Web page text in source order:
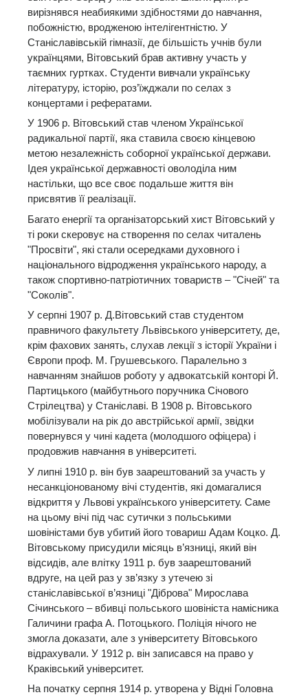
вирізнявся неабиякими здібностями до навчання,
побожністю, вродженою інтелігентністю. У
Станіславівській гімназії, де більшість учнів були
українцями, Вітовський брав активну участь у
таємних гуртках. Студенти вивчали українську
літературу, історію, роз’їжджали по селах з
концертами і рефератами.
У 1906 р. Вітовський став членом Української
радикальної партії, яка ставила своєю кінцевою
метою незалежність соборної української держави.
Ідея української державності оволоділа ним
настільки, що все своє подальше життя він
присвятив її реалізації.
Багато енергії та організаторський хист Вітовський у
ті роки скеровує на створення по селах читалень
"Просвіти", які стали осередками духовного і
національного відродження українського народу, а
також спортивно-патріотичних товариств – "Січей" та
"Соколів".
У серпні 1907 р. Д.Вітовський став студентом
правничого факультету Львівського університету, де,
крім фахових занять, слухав лекції з історії України і
Європи проф. М. Грушевського. Паралельно з
навчанням знайшов роботу у адвокатській конторі Й.
Партицького (майбутнього поручника Січового
Стрілецтва) у Станіславі. В 1908 р. Вітовського
мобілізували на рік до австрійської армії, звідки
повернувся у чині кадета (молодшого офіцера) і
продовжив навчання в університеті.
У липні 1910 р. він був заарештований за участь у
несанкціонованому вічі студентів, які домагалися
відкриття у Львові українського університету. Саме
на цьому вічі під час сутички з польськими
шовіністами був убитий його товариш Адам Коцко. Д.
Вітовському присудили місяць в’язниці, який він
відсидів, але влітку 1911 р. був заарештований
вдруге, на цей раз у зв’язку з утечею зі
станіславівської в’язниці "Діброва" Мирослава
Січинського – вбивці польського шовініста намісника
Галичини графа А. Потоцького. Поліція нічого не
змогла доказати, але з університету Вітовського
відрахували. У 1912 р. він записався на право у
Краківський університет.
На початку серпня 1914 р. утворена у Відні Головна